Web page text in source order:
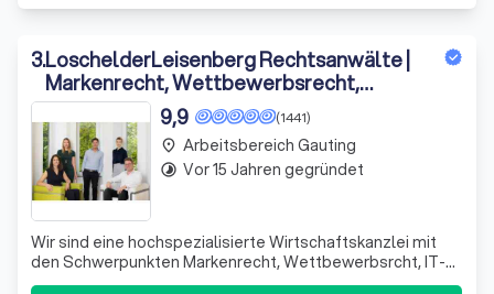
3.LoschelderLeisenberg Rechtsanwälte |
Markenrecht, Wettbewerbsrecht,
Medienrecht, Urheberrecht, Designrecht
& IT Recht
(1441)
9,9
Wir sind eine hochspezialisierte Wirtschaftskanzlei mit
den Schwerpunkten Markenrecht, Wettbewerbsrcht, IT-
Recht und Medienrecht. Unsere Mandanten beraten wir
place Arbeitsbereich Gauting
timelapse Vor 15 Jahren gegründet